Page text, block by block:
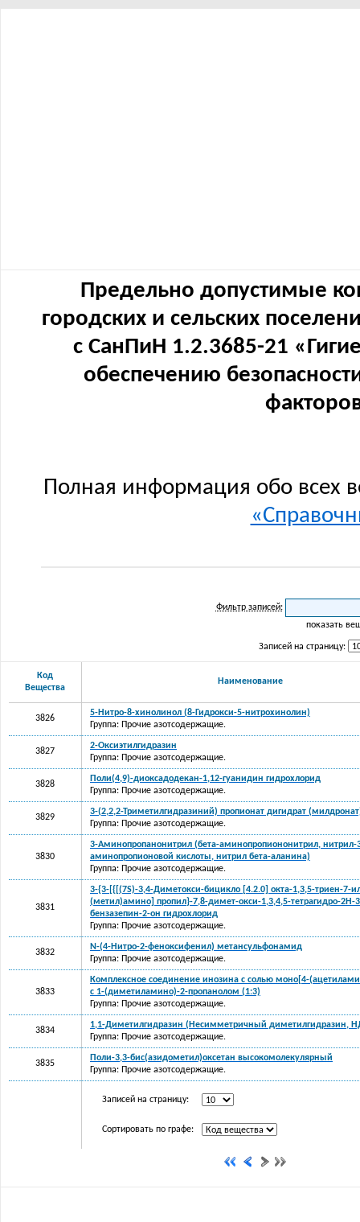
Предельно допустимые
городских и сельских
с СанПиН 1.2.3685-21
обеспечению
Полная информация обо всех
Фильтр записей:
показать
Записей на страницу:
Код
Вещества
Наименование
3826
5-Нитро-8-хинолинол (8-Гидрокси-5-нитрохинолин)
Группа: Прочие азотсодержащие.
3827
2-Оксиэтилгидразин
Группа: Прочие азотсодержащие.
3828
Поли(4,9)-диоксадодекан-1,12-гуанидин гидрохлорид
Группа: Прочие азотсодержащие.
3829
3-(2,2,2-Триметилгидразиний) пропионат дигидрат
Группа: Прочие азотсодержащие.
3830
3-Аминопропанонитрил (бета-аминопропиононитрил, нитрил-
аминопропионовой кислоты, нитрил бета-аланина)
Группа: Прочие азотсодержащие.
3831
3-{3-[{[(7S)-3,4-Диметокси-бицикло [4.2.0] окта-1,3,5-триен-7-
(метил)амино] пропил}-7,8-димет-окси-1,3,4,5-тетрагидро-2H-
бензазепин-2-он гидрохлорид
Группа: Прочие азотсодержащие.
3832
N-(4-Нитро-2-феноксифенил) метансульфонамид
Группа: Прочие азотсодержащие.
3833
Комплексное соединение инозина с солью моно[4-
с 1-(диметиламино)-2-пропанолом (1:3)
Группа: Прочие азотсодержащие.
3834
1,1-Диметилгидразин (Несимметричный диметилгидразин,
Группа: Прочие азотсодержащие.
3835
Поли-3,3-бис(азидометил)оксетан высокомолекулярный
Группа: Прочие азотсодержащие.
Записей на страницу:
Сортировать по графе: